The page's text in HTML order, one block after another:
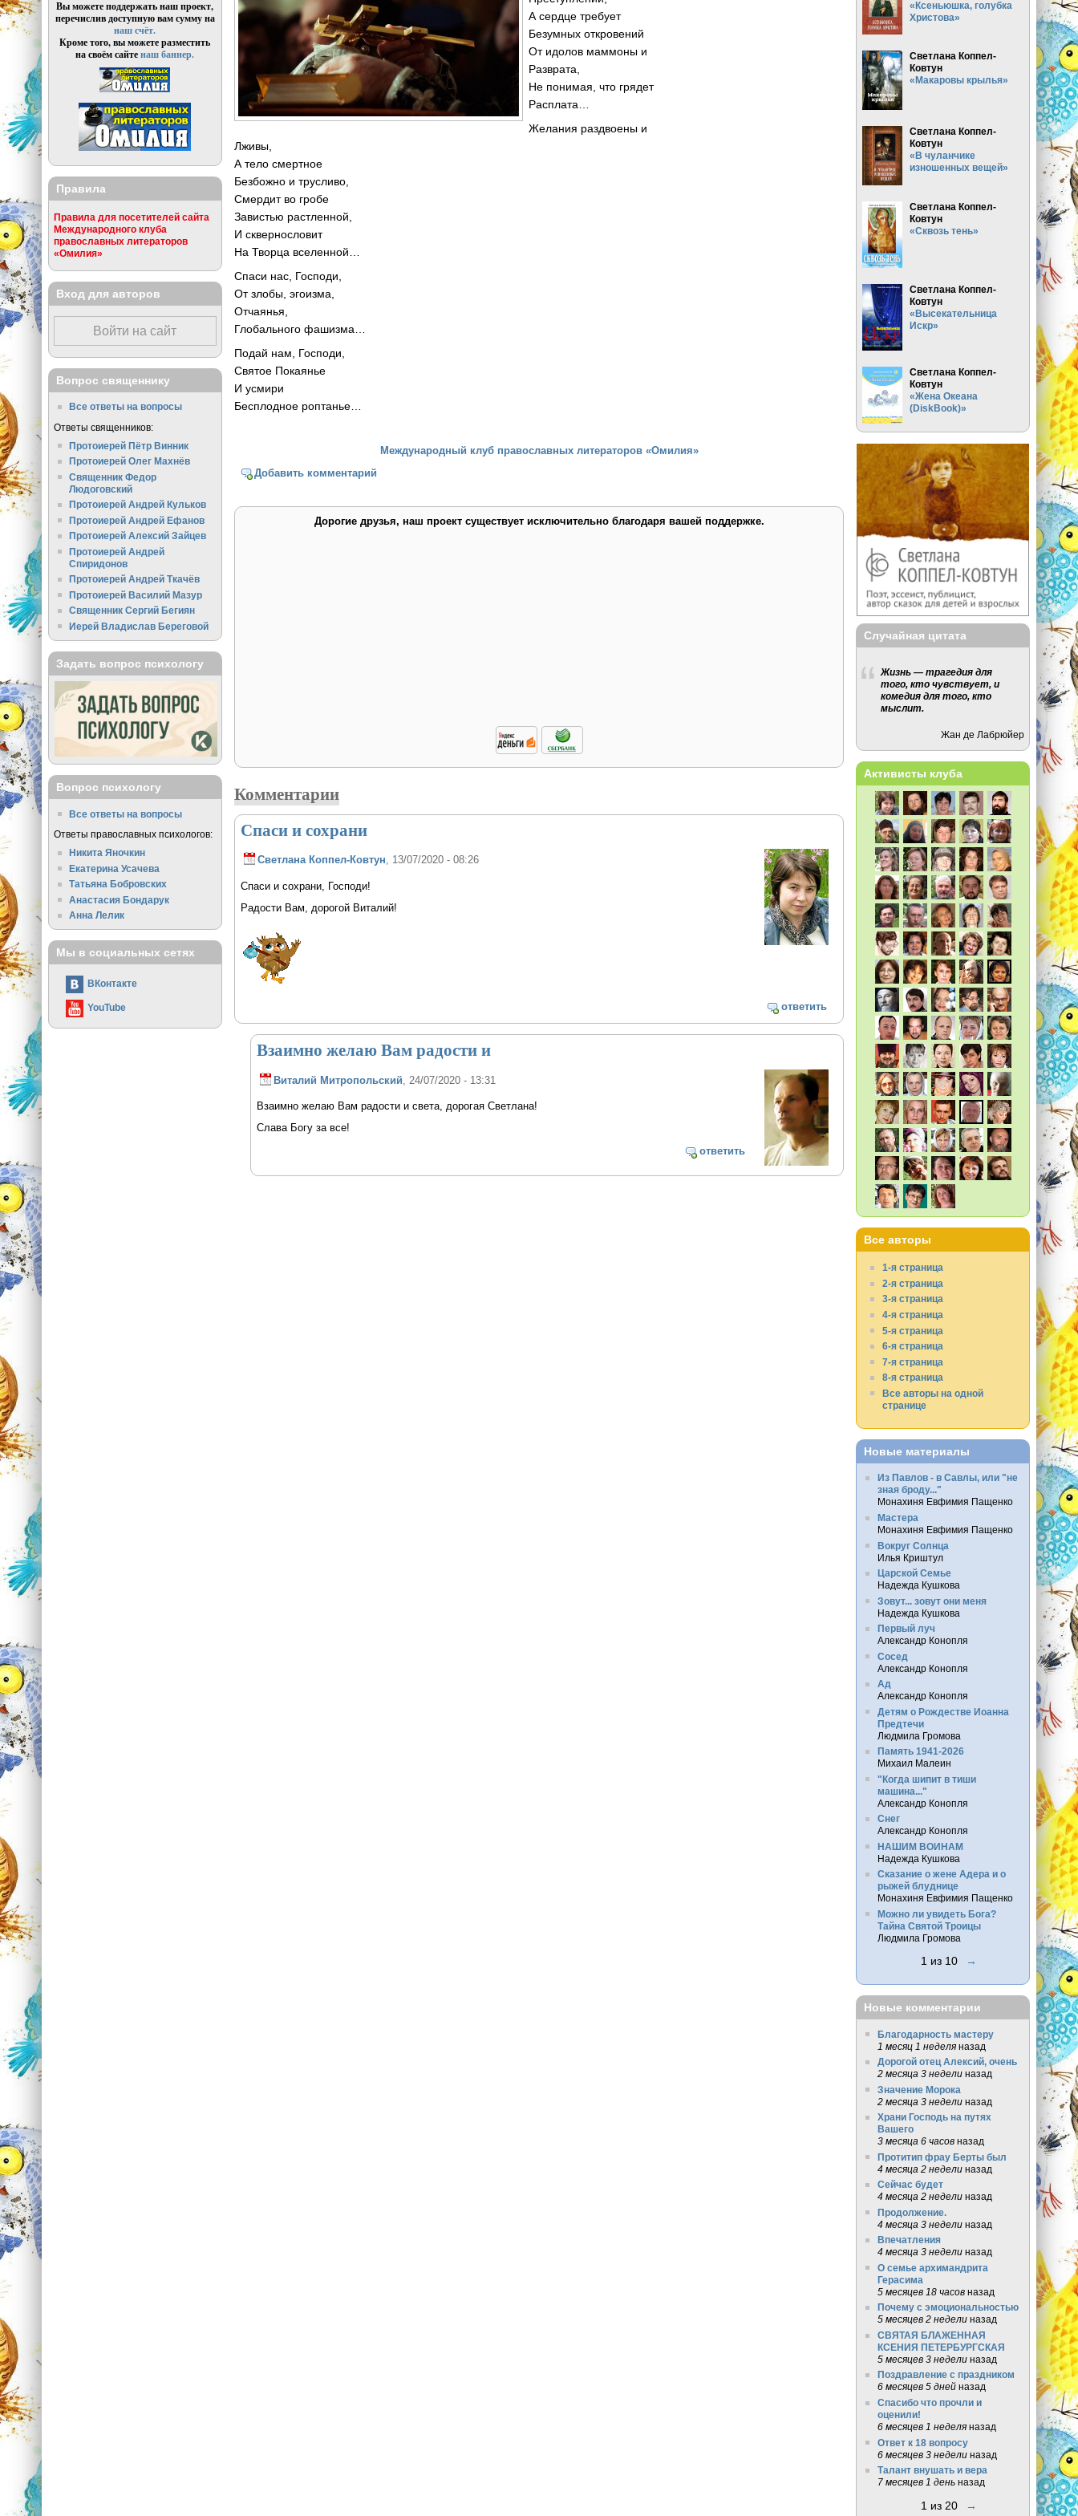
А сердце требует
Безумных откровений
От идолов маммоны и
Разврата,
Не понимая, что грядет
Расплата…
Желания раздвоены и
Лживы,
А тело смертное
Безбожно и трусливо,
Смердит во гробе
Завистью растленной,
И сквернословит
На Творца вселенной…
Спаси нас, Господи,
От злобы, эгоизма,
Отчаянья,
Глобального фашизма…
Подай нам, Господи,
Святое Покаянье
И усмири
Бесплодное роптанье…
Международный клуб православных литераторов «Омилия»
Добавить комментарий
Дорогие друзья, наш проект существует исключительно благодаря вашей поддержке.
Комментарии
Спаси и сохрани
Светлана Коппел-Ковтун, 13/07/2020 - 08:26
Спаси и сохрани, Господи!
Радости Вам, дорогой Виталий!
ответить
Взаимно желаю Вам радости и
Виталий Митропольский , 24/07/2020 - 13:31
Взаимно желаю Вам радости и света, дорогая Светлана!
Слава Богу за все!
ответить
Вы можете поддержать наш проект,
перечислив доступную вам сумму на
наш счёт.
Кроме того, вы можете разместить
на своём сайтенаш баннер.
Правила
Правила для посетителей сайта
Международного клуба
православных литераторов
«Омилия»
Вход для авторов
Войти на сайт
Вопрос священнику
Все ответы на вопросы
Ответы священников:
Протоиерей Пётр Винник
Протоиерей Олег Махнёв
Священник Федор
Людоговский
Протоиерей Андрей Кульков
Протоиерей Андрей Ефанов
Протоиерей Алексий Зайцев
Протоиерей Андрей
Спиридонов
Протоиерей Андрей Ткачёв
Протоиерей Василий Мазур
Священник Сергий Бегиян
Иерей Владислав Береговой
Задать вопрос психологу
Вопрос психологу
Все ответы на вопросы
Ответы православных психологов:
Никита Яночкин
Екатерина Усачева
Татьяна Бобровских
Анастасия Бондарук
Анна Лелик
Мы в социальных сетях
ВКонтакте
YouTube
«Ксеньюшка, голубка
Христова»
Светлана Коппел-
Ковтун
«Макаровы крылья»
Светлана Коппел-
Ковтун
«В чуланчике
изношенных вещей»
Светлана Коппел-
Ковтун
«Сквозь тень»
Светлана Коппел-
Ковтун
«Высекательница
Искр»
Светлана Коппел-
Ковтун
«Жена Океана
(DiskBook)»
Случайная цитата
Жизнь — трагедия для
того, кто чувствует, и
комедия для того, кто
мыслит.
Жан де Лабрюйер
Активисты клуба
Все авторы
1-я страница
2-я страница
3-я страница
4-я страница
5-я страница
6-я страница
7-я страница
8-я страница
Все авторы на одной
странице
Новые материалы
Из Павлов - в Савлы, или "не
зная броду..."
Монахиня Евфимия Пащенко
Мастера
Монахиня Евфимия Пащенко
Вокруг Солнца
Илья Криштул
Царской Семье
Надежда Кушкова
Зовут... зовут они меня
Надежда Кушкова
Первый луч
Александр Конопля
Сосед
Александр Конопля
Ад
Александр Конопля
Детям о Рождестве Иоанна
Предтечи
Людмила Громова
Память 1941-2026
Михаил Малеин
"Когда шипит в тиши
машина..."
Александр Конопля
Снег
Александр Конопля
НАШИМ ВОИНАМ
Надежда Кушкова
Сказание о жене Адера и о
рыжей блуднице
Монахиня Евфимия Пащенко
Можно ли увидеть Бога?
Тайна Святой Троицы
Людмила Громова
1 из 10 →
Новые комментарии
Благодарность мастеру
1 месяц 1 неделяназад
Дорогой отец Алексий, очень
2 месяца 3 неделиназад
Значение Морока
2 месяца 3 неделиназад
Храни Господь на путях
Вашего
3 месяца 6 часовназад
Протитип фрау Берты был
4 месяца 2 неделиназад
Сейчас будет
4 месяца 2 неделиназад
Продолжение.
4 месяца 3 неделиназад
Впечатления
4 месяца 3 неделиназад
О семье архимандрита
Герасима
5 месяцев 18 часовназад
Почему с эмоциональностью
5 месяцев 2 неделиназад
СВЯТАЯ БЛАЖЕННАЯ
КСЕНИЯ ПЕТЕРБУРГСКАЯ
5 месяцев 3 неделиназад
Поздравление с праздником
6 месяцев 5 днейназад
Спасибо что прочли и
оценили!
6 месяцев 1 неделяназад
Ответ к 18 вопросу
6 месяцев 3 неделиназад
Талант внушать и вера
7 месяцев 1 деньназад
1 из 20 →